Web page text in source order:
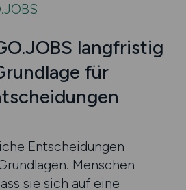
langfristig
für
Entscheidungen
Menschen
sie sich auf eine